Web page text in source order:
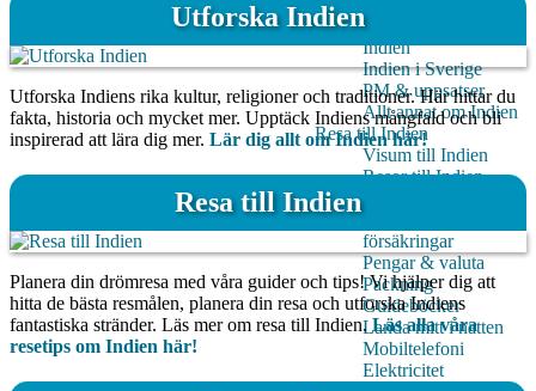
Kul och kultur i
Indien
Indien i Sverige
PM & uppsatser
Allt annat om Indien
Resa till Indien
Visum till Indien
Resor till Indien
Vaccination,
reseapotek &
försäkringar
Pengar & valuta
Packning
Guideböcker
Landa mitt i natten
Mobiltelefoni
Elektricitet
Utforska Indien
Utforska Indiens rika kultur, religioner och traditioner. Här hittar du
fakta, historia och mycket mer. Upptäck Indiens mångfald och bli
inspirerad att lära dig mer. Lär dig allt om Indien här!
Resa till Indien
Planera din drömresa med våra guider och tips! Vi hjälper dig att
hitta de bästa resmålen, planera din resa och utforska Indiens
fantastiska stränder. Läs mer om resa till Indien. Läs alla våra
resetips om Indien här!